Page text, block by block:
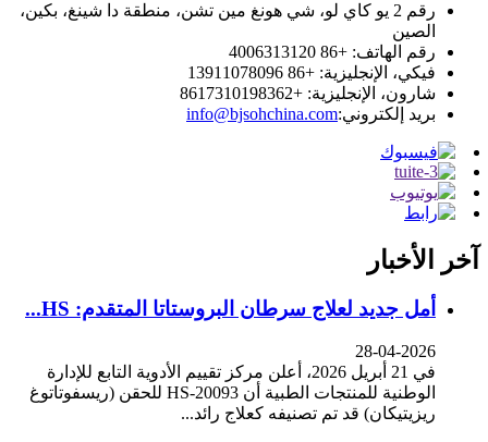
رقم 2 يو كاي لو، شي هونغ مين تشن، منطقة دا شينغ، بكين،
الصين
رقم الهاتف: +86 4006313120
فيكي، الإنجليزية: +86 13911078096
شارون، الإنجليزية: +8617310198362
بريد إلكتروني:info@bjsohchina.com
آخر الأخبار
أمل جديد لعلاج سرطان البروستاتا المتقدم: HS...
28-04-2026
في 21 أبريل 2026، أعلن مركز تقييم الأدوية التابع للإدارة
الوطنية للمنتجات الطبية أن HS-20093 للحقن (ريسفوتاتوغ
ريزيتيكان) قد تم تصنيفه كعلاج رائد...